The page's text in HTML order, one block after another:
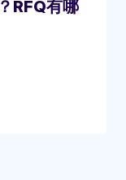
RFQ有哪